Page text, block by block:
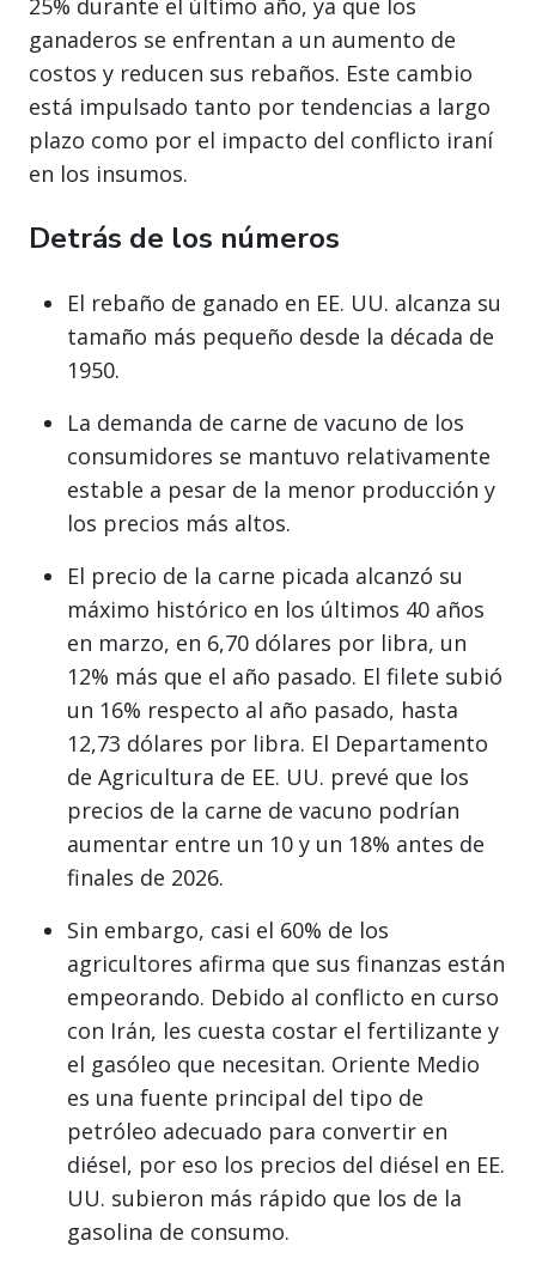
ganaderos se enfrentan a un aumento de
costos y reducen sus rebaños. Este cambio
está impulsado tanto por tendencias a largo
plazo como por el impacto del conflicto iraní
en los insumos.
Detrás de los números
El rebaño de ganado en EE. UU. alcanza su
tamaño más pequeño desde la década de
1950.
La demanda de carne de vacuno de los
consumidores se mantuvo relativamente
estable a pesar de la menor producción y
los precios más altos.
El precio de la carne picada alcanzó su
máximo histórico en los últimos 40 años
en marzo, en 6,70 dólares por libra, un
12% más que el año pasado. El filete subió
un 16% respecto al año pasado, hasta
12,73 dólares por libra. El Departamento
de Agricultura de EE. UU. prevé que los
precios de la carne de vacuno podrían
aumentar entre un 10 y un 18% antes de
finales de 2026.
Sin embargo, casi el 60% de los
agricultores afirma que sus finanzas están
empeorando. Debido al conflicto en curso
con Irán, les cuesta costar el fertilizante y
el gasóleo que necesitan. Oriente Medio
es una fuente principal del tipo de
petróleo adecuado para convertir en
diésel, por eso los precios del diésel en EE.
UU. subieron más rápido que los de la
gasolina de consumo.